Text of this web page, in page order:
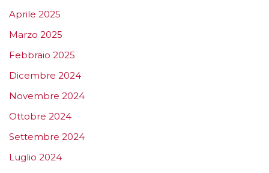
Aprile 2025
Marzo 2025
Febbraio 2025
Dicembre 2024
Novembre 2024
Ottobre 2024
Settembre 2024
Luglio 2024